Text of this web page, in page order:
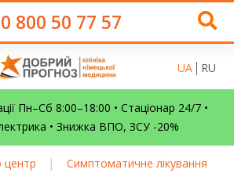
0 800 50 77 57
UA RU
Пн–Сб 8:00–18:00 • Стаціонар 24/7 •
• Знижка ВПО, ЗСУ -20%
центр |
Симптоматичне лікування